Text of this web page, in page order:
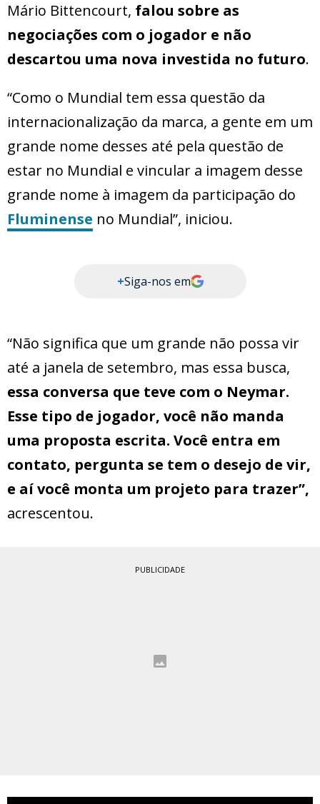
Mário Bittencourt, falou sobre as
negociações com o jogador e não
descartou uma nova investida no futuro.
“Como o Mundial tem essa questão da
internacionalização da marca, a gente em um
grande nome desses até pela questão de
estar no Mundial e vincular a imagem desse
grande nome à imagem da participação do
Fluminense no Mundial”, iniciou.
+Siga-nos em
“Não significa que um grande não possa vir
até a janela de setembro, mas essa busca,
essa conversa que teve com o Neymar.
Esse tipo de jogador, você não manda
uma proposta escrita. Você entra em
contato, pergunta se tem o desejo de vir,
e aí você monta um projeto para trazer”,
acrescentou.
PUBLICIDADE